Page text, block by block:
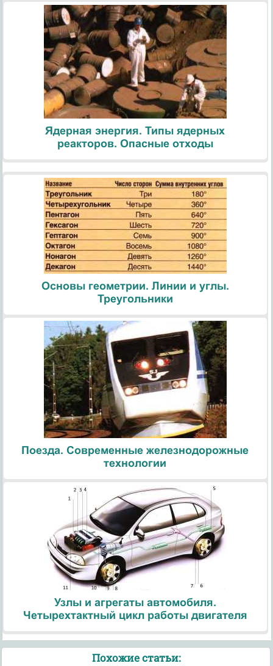
Ядерная энергия. Типы ядерных
реакторов. Опасные отходы
Основы геометрии. Линии и углы.
Треугольники
Поезда. Современные железнодорожные
технологии
Узлы и агрегаты автомобиля.
Четырехтактный цикл работы двигателя
Похожие статьи: